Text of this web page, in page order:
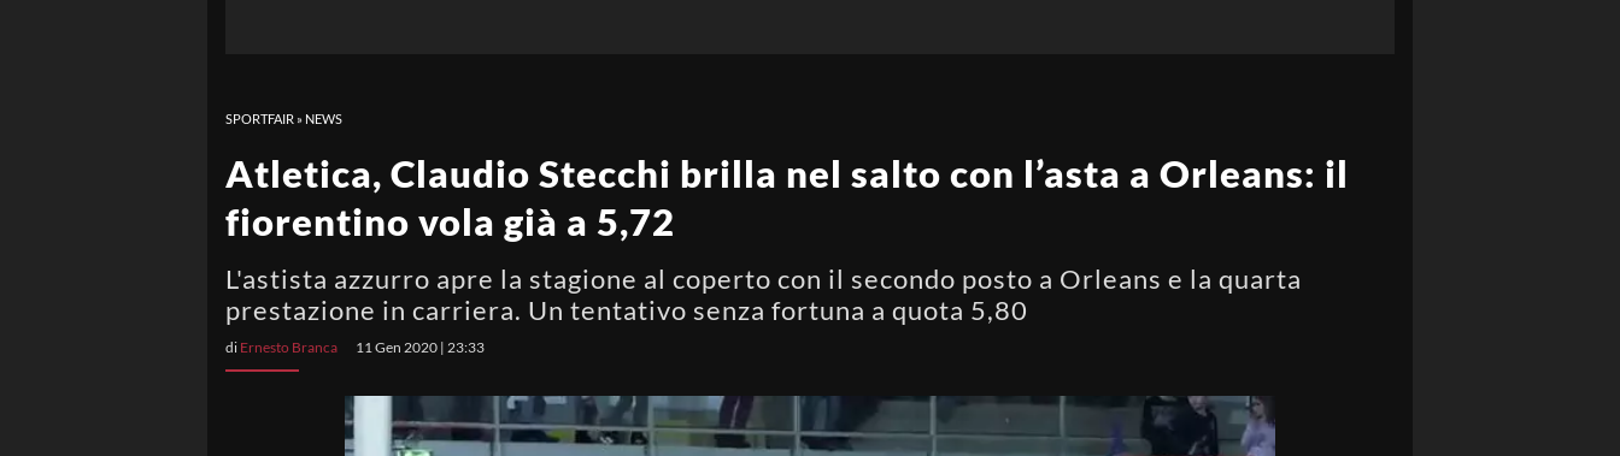
SPORTFAIR » NEWS
Atletica, Claudio Stecchi brilla nel salto con l’asta a Orleans: il
fiorentino vola già a 5,72
L'astista azzurro apre la stagione al coperto con il secondo posto a Orleans e la quarta
prestazione in carriera. Un tentativo senza fortuna a quota 5,80
di Ernesto Branca 11 Gen 2020 | 23:33